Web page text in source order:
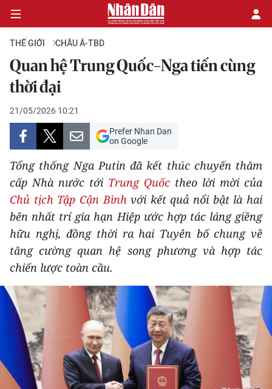
CHÍNH TRỊ
KINH TẾ
VĂN HÓA
XÃ HỘI
PHÁP LUẬT
DU LỊCH
THẾ GIỚI
THỂ THAO
GIÁO DỤC
Y TẾ
KHOA HỌC - CÔNG NGHỆ
THẾ GIỚI CHÂU Á-TBD
Quan hệ Trung Quốc-Nga tiến cùng
thời đại
21/05/2026 10:21
Prefer Nhan Dan
on Google
Tổng thống Nga Putin đã kết thúc chuyến thăm
cấp Nhà nước tới Trung Quốc theo lời mời của
Chủ tịch Tập Cận Bìnhvới kết quả nổi bật là hai
bên nhất trí gia hạn Hiệp ước hợp tác láng giềng
hữu nghị, đồng thời ra hai Tuyên bố chung về
tăng cường quan hệ song phương và hợp tác
chiến lược toàn cầu.